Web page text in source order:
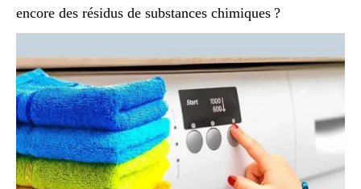
encore des résidus de substances chimiques ?